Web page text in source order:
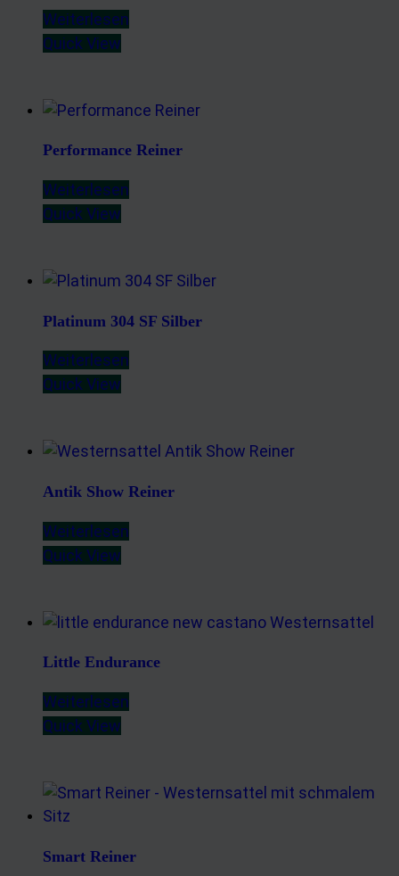
Weiterlesen
Quick View
Performance Reiner
Weiterlesen
Quick View
Platinum 304 SF Silber
Weiterlesen
Quick View
Antik Show Reiner
Weiterlesen
Quick View
Little Endurance
Weiterlesen
Quick View
Smart Reiner